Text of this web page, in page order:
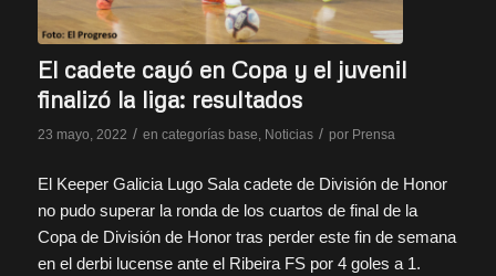
El cadete cayó en Copa y el juvenil
finalizó la liga: resultados
23 mayo, 2022 / en categorías base, Noticias / por Prensa
El Keeper Galicia Lugo Sala cadete de División de Honor
no pudo superar la ronda de los cuartos de final de la
Copa de División de Honor tras perder este fin de semana
en el derbi lucense ante el Ribeira FS por 4 goles a 1.